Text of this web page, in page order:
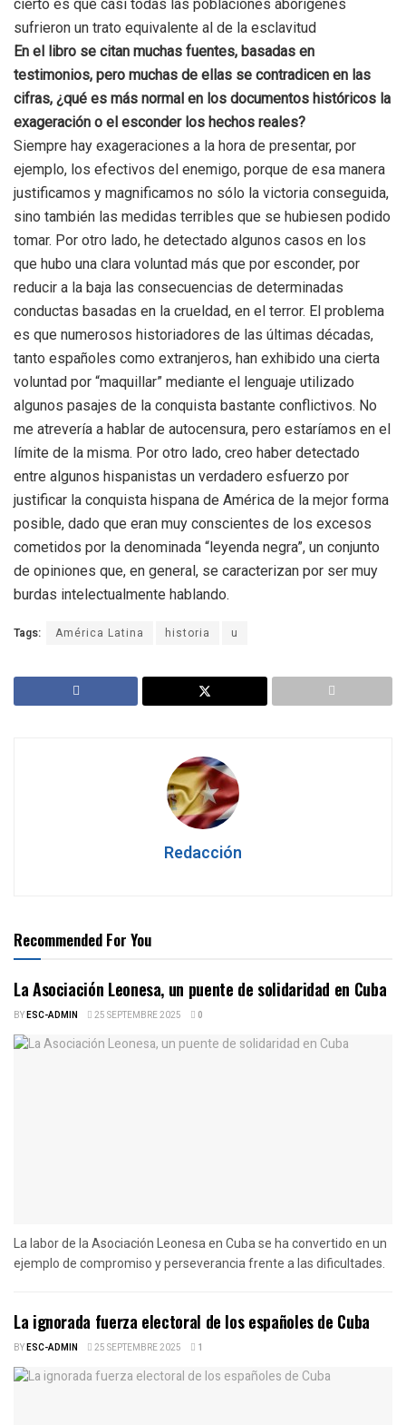
cierto es que casi todas las poblaciones aborígenes
sufrieron un trato equivalente al de la esclavitud
En el libro se citan muchas fuentes, basadas en
testimonios, pero muchas de ellas se contradicen en las
cifras, ¿qué es más normal en los documentos históricos la
exageración o el esconder los hechos reales?
Siempre hay exageraciones a la hora de presentar, por
ejemplo, los efectivos del enemigo, porque de esa manera
justificamos y magnificamos no sólo la victoria conseguida,
sino también las medidas terribles que se hubiesen podido
tomar. Por otro lado, he detectado algunos casos en los
que hubo una clara voluntad más que por esconder, por
reducir a la baja las consecuencias de determinadas
conductas basadas en la crueldad, en el terror. El problema
es que numerosos historiadores de las últimas décadas,
tanto españoles como extranjeros, han exhibido una cierta
voluntad por “maquillar” mediante el lenguaje utilizado
algunos pasajes de la conquista bastante conflictivos. No
me atrevería a hablar de autocensura, pero estaríamos en el
límite de la misma. Por otro lado, creo haber detectado
entre algunos hispanistas un verdadero esfuerzo por
justificar la conquista hispana de América de la mejor forma
posible, dado que eran muy conscientes de los excesos
cometidos por la denominada “leyenda negra”, un conjunto
de opiniones que, en general, se caracterizan por ser muy
burdas intelectualmente hablando.
Tags: América Latina historia u
Redacción
Recommended For You
La Asociación Leonesa, un puente de solidaridad en Cuba
BYESC-ADMIN 25 SEPTEMBRE 2025 0
La labor de la Asociación Leonesa en Cuba se ha convertido en un
ejemplo de compromiso y perseverancia frente a las dificultades.
La ignorada fuerza electoral de los españoles de Cuba
BYESC-ADMIN 25 SEPTEMBRE 2025 1